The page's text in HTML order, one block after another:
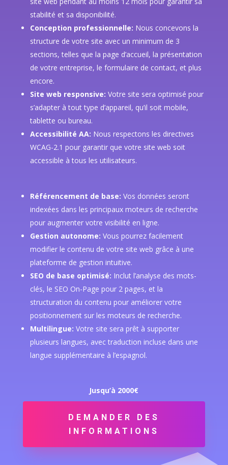
stabilité et sa disponibilité.
Conception professionnelle: Nous concevons la
structure de votre site avec un minimum de 3
sections, telles que la page d’accueil, la présentation
de votre entreprise, le formulaire de contact, et plus
encore.
Site web responsive: Votre site sera optimisé pour
s’adapter à tout type d’appareil, qu’il soit mobile,
tablette ou bureau.
Accessibilité AA: Nous respectons les directives
WCAG-2.1 pour garantir que votre site web soit
accessible à tous les utilisateurs.
Référencement de base: Vos données seront
indexées dans les principaux moteurs de recherche
pour augmenter votre visibilité en ligne.
Gestion autonome: Vous pourrez facilement
modifier le contenu de votre site web grâce à une
plateforme de gestion intuitive.
SEO de base optimisé: Inclut l’analyse des mots-
clés, le SEO On-Page pour 2 pages, et la
structuration du contenu pour améliorer votre
positionnement sur les moteurs de recherche.
Multilingue: Votre site sera prêt à supporter
plusieurs langues, avec traduction incluse dans une
langue supplémentaire à l’espagnol.
Jusqu’à 2000€
DEMANDER DES
INFORMATIONS